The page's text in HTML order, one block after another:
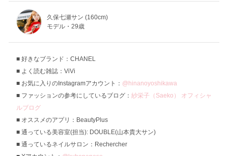
久保七瀬サン (160cm)
モデル・29歳
好きなブランド：CHANEL
よく読む雑誌：ViVi
お気に入りのInstagramアカウント： @hinanoyoshikawa
ファッションの参考にしているブログ： 紗栄子（Saeko） オフィシャ
ルブログ
オススメのアプリ：BeautyPlus
通っている美容室(担当): DOUBLE(山本貴大サン)
通っているネイルサロン：Rechercher